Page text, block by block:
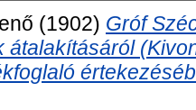
(1902) Gróf
átalakításáról